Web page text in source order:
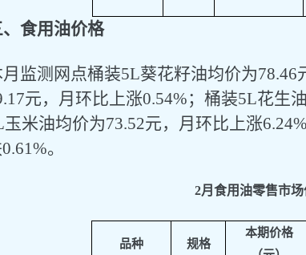
、食用油价格
月监测网点桶装5L葵花籽油均价为78.46
元，月环比上涨0.54%； 桶装5L花生
玉米油均价为73.52元，月环比上涨6.24%
0.61%。
2月 食用油零售市
品种 规格
本期价格